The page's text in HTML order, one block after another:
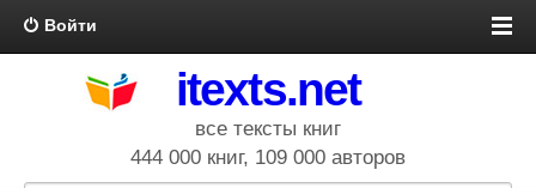
Войти
itexts.net
все тексты книг
444 000 книг, 109 000 авторов